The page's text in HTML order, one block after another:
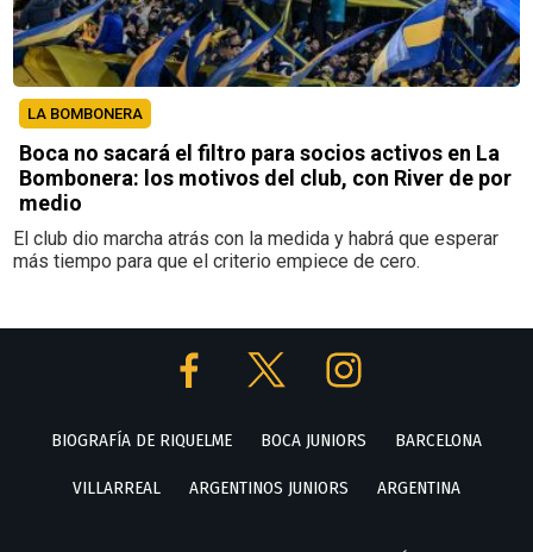
LA BOMBONERA
Boca no sacará el filtro para socios activos en La
Bombonera: los motivos del club, con River de por
medio
El club dio marcha atrás con la medida y habrá que esperar
más tiempo para que el criterio empiece de cero.
BIOGRAFÍA DE RIQUELME BOCA JUNIORS BARCELONA
VILLARREAL ARGENTINOS JUNIORS ARGENTINA